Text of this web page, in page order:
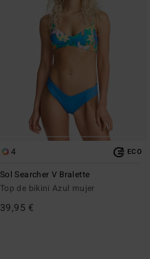
4 ECO
Sol Searcher V Bralette
Top de bikini Azul mujer
39,95 €